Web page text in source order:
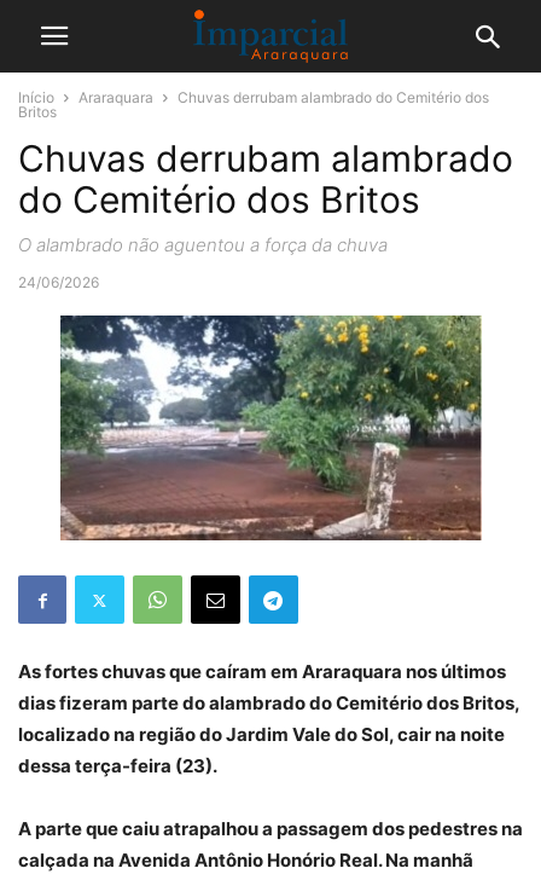
Início Araraquara
Chuvas derrubam alambrado do Cemitério dos
Britos
Chuvas derrubam alambrado
do Cemitério dos Britos
O alambrado não aguentou a força da chuva
24/06/2026
As fortes chuvas que caíram em Araraquara nos últimos
dias fizeram parte do alambrado do Cemitério dos Britos,
localizado na região do Jardim Vale do Sol, cair na noite
dessa terça-feira (23).
A parte que caiu atrapalhou a passagem dos pedestres na
calçada na Avenida Antônio Honório Real. Na manhã